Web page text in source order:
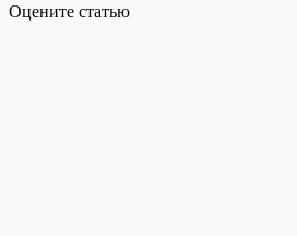
Оцените статью